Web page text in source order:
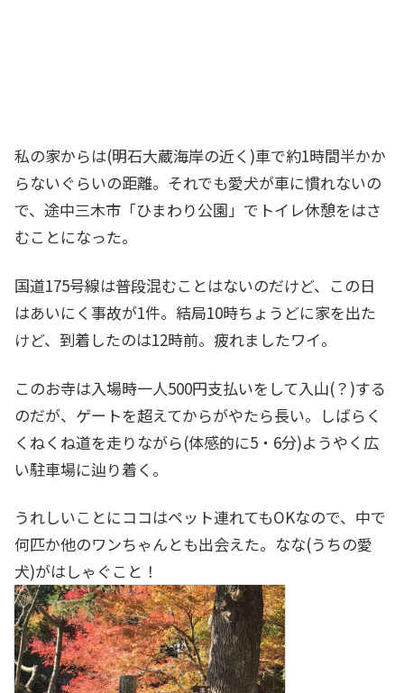
私の家からは(明石大蔵海岸の近く)車で約1時間半かか
らないぐらいの距離。それでも愛犬が車に慣れないの
で、途中三木市「ひまわり公園」でトイレ休憩をはさ
むことになった。
国道175号線は普段混むことはないのだけど、この日
はあいにく事故が1件。結局10時ちょうどに家を出た
けど、到着したのは12時前。疲れましたワイ。
このお寺は入場時一人500円支払いをして入山(？)する
のだが、ゲートを超えてからがやたら長い。しばらく
くねくね道を走りながら(体感的に5・6分)ようやく広
い駐車場に辿り着く。
うれしいことにココはペット連れてもOKなので、中で
何匹か他のワンちゃんとも出会えた。なな(うちの愛
犬)がはしゃぐこと！